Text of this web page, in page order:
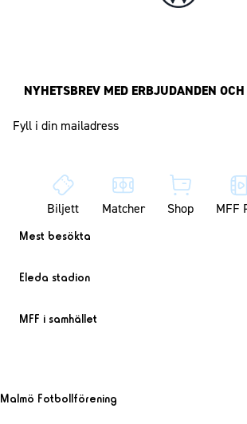
NYHETSBREV MED ERBJUDANDEN
Biljett Matcher Shop MFF
Mest besökta
Eleda stadion
MFF i samhället
Malmö Fotbollförening